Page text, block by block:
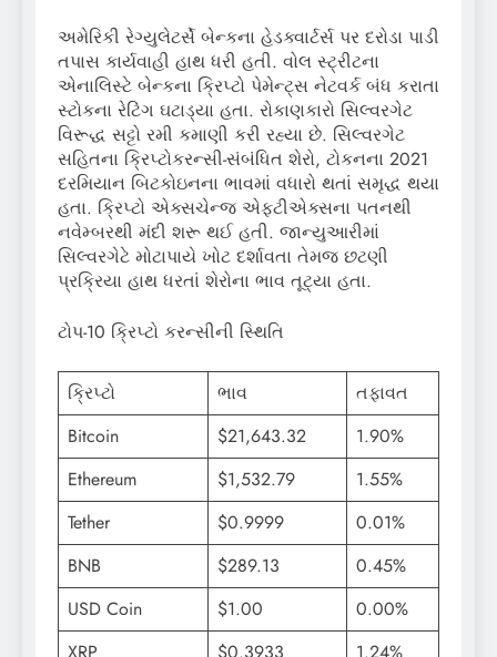
અમેરિકી રેગ્યુલેટર્સે બેન્કના હેડક્વાર્ટર્સ પર દરોડા પાડી
તપાસ કાર્યવાહી હાથ ધરી હતી. વોલ સ્ટ્રીટના
એનાલિસ્ટે બેન્કના ક્રિપ્ટો પેમેન્ટ્સ નેટવર્ક બંધ કરાતા
સ્ટોકના રેટિંગ ઘટાડ્યા હતા. રોકાણકારો સિલ્વરગેટ
વિરૂદ્ધ સટ્ટો રમી કમાણી કરી રહ્યા છે. સિલ્વરગેટ
સહિતના ક્રિપ્ટોકરન્સી-સંબંધિત શેરો, ટોકનના 2021
દરમિયાન બિટકોઇનના ભાવમાં વધારો થતાં સમૃદ્ધ થયા
હતા. ક્રિપ્ટો એક્સચેન્જ એફટીએક્સના પતનથી
નવેમ્બરથી મંદી શરૂ થઈ હતી. જાન્યુઆરીમાં
સિલ્વરગેટે મોટાપાયે ખોટ દર્શાવતા તેમજ છટણી
પ્રક્રિયા હાથ ધરતાં શેરોના ભાવ તૂટ્યા હતા.
ટોપ-10 ક્રિપ્ટો કરન્સીની સ્થિતિ
ક્રિપ્ટો ભાવ
તફાવત
Bitcoin
$21,643.32
1.90%
Ethereum
$1,532.79
1.55%
Tether
$0.9999
0.01%
BNB
$289.13
0.45%
USD Coin
$1.00
0.00%
XRP
$0.3933
1.24%